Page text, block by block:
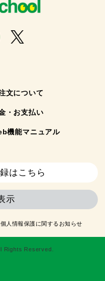
文について
・お支払い
機能マニュアル
はこちら
示
個人情報保護に関するお知らせ
Rights Reserved.